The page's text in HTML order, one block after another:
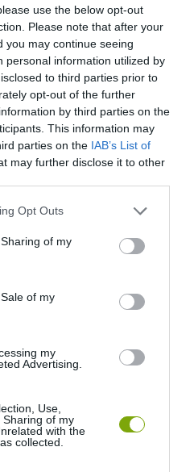
use the below opt-out
Please note that after your
you may continue seeing
personal information utilized by
to third parties prior to
opt-out of the further
by third parties on the
This information may
parties on the IAB’s List of
may further disclose it to other
app uses one or more Google
behaviour. You may click to
and its third-party tags to
purposes in below Google
Opt Outs
of my
of my
my
Advertising.
Use,
of my
with the
collected.
is a novemberiek
a legendás Leonardo DiCaprio, az
igéző Emma Stone, az ezerarcú
november szülötte.